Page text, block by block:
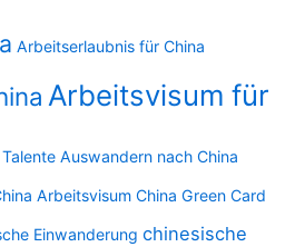
Arbeitserlaubnis für China
Arbeitsvisum für
Auswandern nach China
Arbeitsvisum China Green Card
Einwanderung chinesische